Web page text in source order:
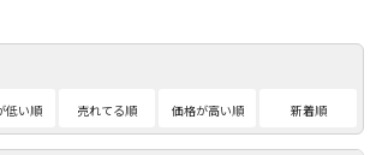
低い順 売れてる順 価格が高い順 新着順